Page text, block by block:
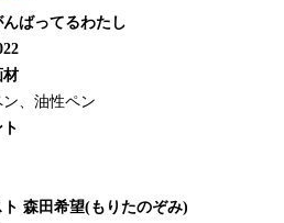
ばってるわたし
材
、油性ペン
ト
森田希望(もりたのぞみ)